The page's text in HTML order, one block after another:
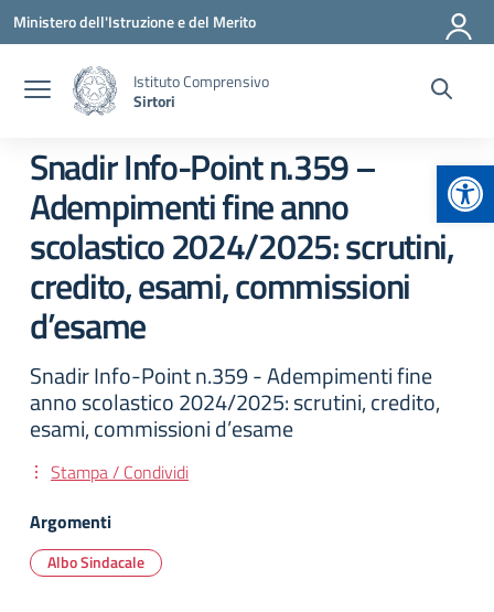
Vai ai contenuti
Vai al menu di navigazione
Vai al footer
Ministero dell'Istruzione e del Merito
Istituto Comprensivo
Sirtori
Snadir Info-Point n.359 –
Adempimenti fine anno
scolastico 2024/2025: scrutini,
credito, esami, commissioni
d’esame
Snadir Info-Point n.359 - Adempimenti fine
anno scolastico 2024/2025: scrutini, credito,
esami, commissioni d’esame
Stampa / Condividi
Argomenti
Albo Sindacale